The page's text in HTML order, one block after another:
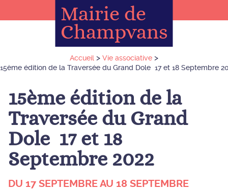
Mairie de
Champvans
Accueil > Vie associative >
15ème édition de la Traversée du Grand Dole 17 et 18 Septembre
15ème édition de la
Traversée du Grand
Dole 17 et 18
Septembre 2022
DU 17 SEPTEMBRE AU 18 SEPTEMBRE